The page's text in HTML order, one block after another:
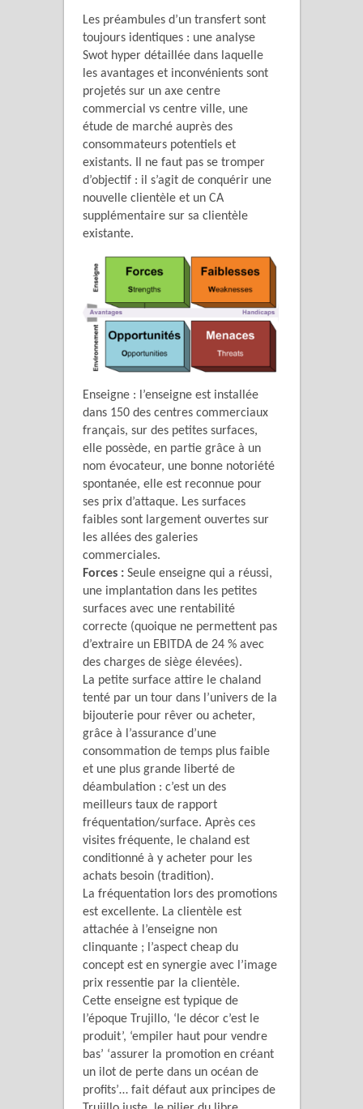
Les préambules d’un transfert sont
toujours identiques : une analyse
Swot hyper détaillée dans laquelle
les avantages et inconvénients sont
projetés sur un axe centre
commercial vs centre ville, une
étude de marché auprès des
consommateurs potentiels et
existants. Il ne faut pas se tromper
d’objectif : il s’agit de conquérir une
nouvelle clientèle et un CA
supplémentaire sur sa clientèle
existante.
Enseigne : l’enseigne est installée
dans 150 des centres commerciaux
français, sur des petites surfaces,
elle possède, en partie grâce à un
nom évocateur, une bonne notoriété
spontanée, elle est reconnue pour
ses prix d’attaque. Les surfaces
faibles sont largement ouvertes sur
les allées des galeries
commerciales.
Forces : Seule enseigne qui a réussi,
une implantation dans les petites
surfaces avec une rentabilité
correcte (quoique ne permettent pas
d’extraire un EBITDA de 24 % avec
des charges de siège élevées).
La petite surface attire le chaland
tenté par un tour dans l’univers de la
bijouterie pour rêver ou acheter,
grâce à l’assurance d’une
consommation de temps plus faible
et une plus grande liberté de
déambulation : c’est un des
meilleurs taux de rapport
fréquentation/surface. Après ces
visites fréquente, le chaland est
conditionné à y acheter pour les
achats besoin (tradition).
La fréquentation lors des promotions
est excellente. La clientèle est
attachée à l’enseigne non
clinquante ; l’aspect cheap du
concept est en synergie avec l’image
prix ressentie par la clientèle.
Cette enseigne est typique de
l’époque Trujillo, ‘le décor c’est le
produit’, ‘empiler haut pour vendre
bas’ ‘assurer la promotion en créant
un ilot de perte dans un océan de
profits’… fait défaut aux principes de